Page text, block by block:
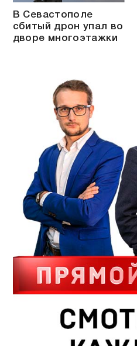
В Севастополе
сбитый дрон упал во
дворе многоэтажки